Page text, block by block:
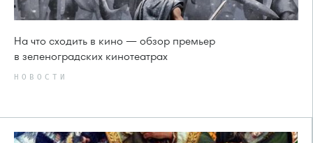
На что сходить в кино — обзор премьер
в зеленоградских кинотеатрах
НОВОСТИ